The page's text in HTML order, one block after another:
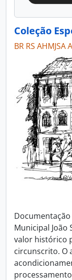
BR RS AHMJSA
Municipal João
valor histórico
circunscrito. O